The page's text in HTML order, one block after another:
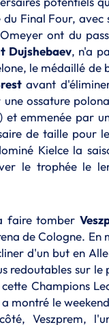
Final Four, avec
ont du
Dujshebaev, n'a
le médaillé de
avant
ossature
et emmenée par
de taille pour
Kielce la
le trophée le
faire tomber
de Cologne. En
d'un but en
redoutables sur
Champions
montré le
Veszprem,